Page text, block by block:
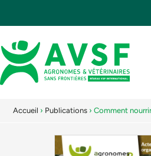
Accueil › Publications › Comment